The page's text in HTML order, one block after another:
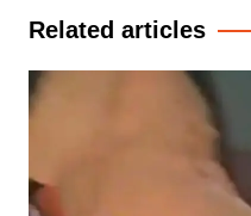
Related articles